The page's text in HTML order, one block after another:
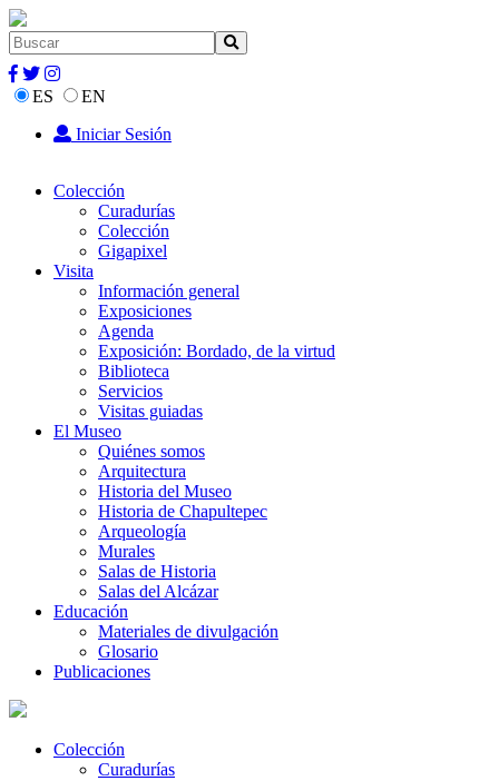
ES
EN
Iniciar Sesión
Colección
Curadurías
Colección
Gigapixel
Visita
Información general
Exposiciones
Agenda
Exposición: Bordado, de la virtud
Biblioteca
Servicios
Visitas guiadas
El Museo
Quiénes somos
Arquitectura
Historia del Museo
Historia de Chapultepec
Arqueología
Murales
Salas de Historia
Salas del Alcázar
Educación
Materiales de divulgación
Glosario
Publicaciones
Colección
Curadurías